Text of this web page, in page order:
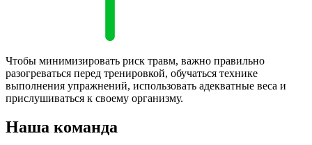
Чтобы минимизировать риск травм, важно правильно
разогреваться перед тренировкой, обучаться технике
выполнения упражнений, использовать адекватные веса и
прислушиваться к своему организму.
Наша команда